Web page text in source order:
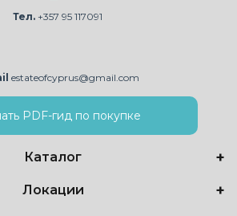
Тел. +357 95 117091
estateofcyprus@gmail.com
PDF-гид по покупке
Каталог
Локации